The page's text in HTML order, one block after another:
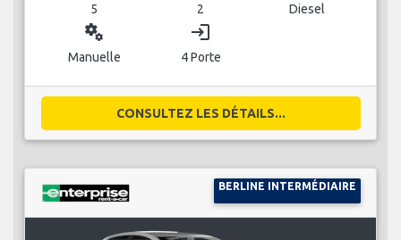
5 2 Diesel
miscellaneous_services
Manuelle
login
4 Porte
CONSULTEZ LES DÉTAILS...
BERLINE INTERMÉDIAIRE